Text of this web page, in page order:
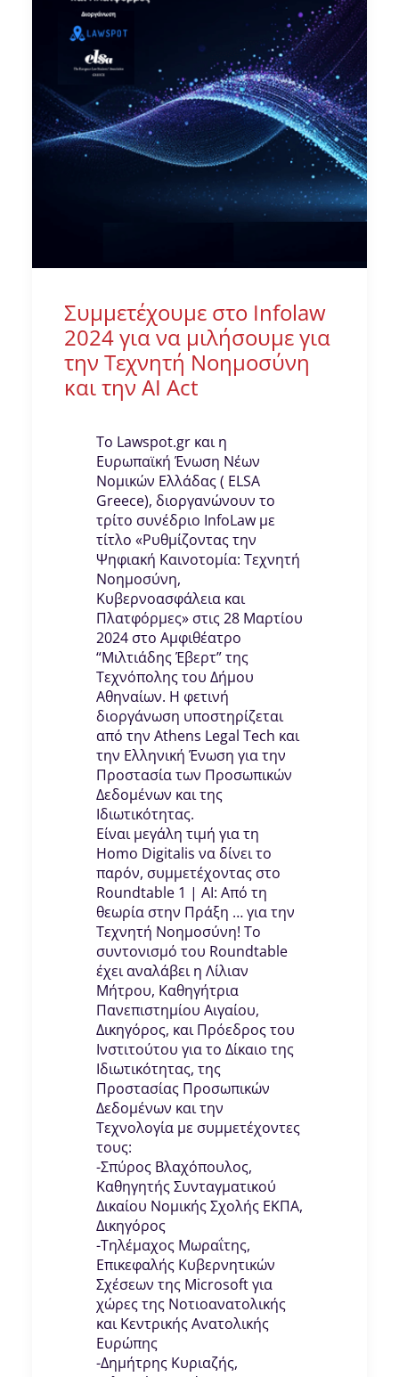
Συμμετέχουμε στο Infolaw
2024 για να μιλήσουμε για
την Τεχνητή Νοημοσύνη
και την AI Act
Το Lawspot.gr και η
Ευρωπαϊκή Ένωση Νέων
Νομικών Ελλάδας ( ELSA
Greece), διοργανώνουν το
τρίτο συνέδριο InfoLaw με
τίτλο «Ρυθμίζοντας την
Ψηφιακή Καινοτομία: Τεχνητή
Νοημοσύνη,
Κυβερνοασφάλεια και
Πλατφόρμες» στις 28 Μαρτίου
2024 στο Αμφιθέατρο
“Μιλτιάδης Έβερτ” της
Τεχνόπολης του Δήμου
Αθηναίων. Η φετινή
διοργάνωση υποστηρίζεται
από την Athens Legal Tech και
την Ελληνική Ένωση για την
Προστασία των Προσωπικών
Δεδομένων και της
Ιδιωτικότητας.
Eίναι μεγάλη τιμή για τη
Homo Digitalis να δίνει το
παρόν, συμμετέχοντας στο
Roundtable 1 | ΑΙ: Από τη
θεωρία στην Πράξη … για την
Τεχνητή Νοημοσύνη! Το
συντονισμό του Roundtable
έχει αναλάβει η Λίλιαν
Μήτρου, Καθηγήτρια
Πανεπιστημίου Αιγαίου,
Δικηγόρος, και Πρόεδρος του
Ινστιτούτου για το Δίκαιο της
Ιδιωτικότητας, της
Προστασίας Προσωπικών
Δεδομένων και την
Τεχνολογία με συμμετέχοντες
τους:
-Σπύρος Βλαχόπουλος,
Καθηγητής Συνταγματικού
Δικαίου Νομικής Σχολής ΕΚΠΑ,
Δικηγόρος
-Τηλέμαχος Μωραΐτης,
Επικεφαλής Κυβερνητικών
Σχέσεων της Microsoft για
χώρες της Νοτιοανατολικής
και Κεντρικής Ανατολικής
Ευρώπης
-Δημήτρης Κυριαζής,